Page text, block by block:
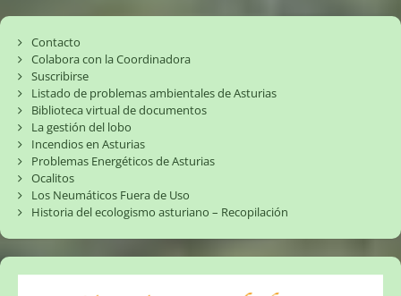
Contacto
Colabora con la Coordinadora
Suscribirse
Listado de problemas ambientales de Asturias
Biblioteca virtual de documentos
La gestión del lobo
Incendios en Asturias
Problemas Energéticos de Asturias
Ocalitos
Los Neumáticos Fuera de Uso
Historia del ecologismo asturiano – Recopilación